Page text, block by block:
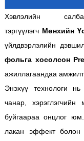
Хэвлэлийн
тэргүүлэгч Мөнхийн
үйлдвэрлэлийн
фольга хосолсон
ажиллагаандаа
Энэхүү технологи нь
чанар,
буйгаараа онцлог
лакан эффект болон